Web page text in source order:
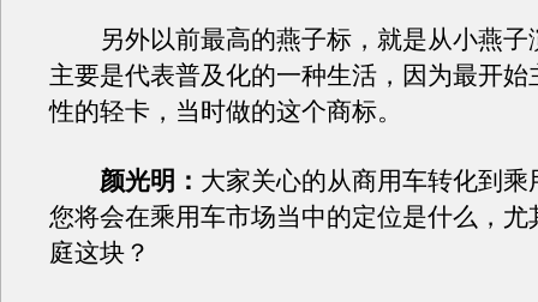
另外以前最高的燕子标，就是从小燕子
主要是代表普及化的一种生活，因为最开始
性的轻卡，当时做的这个商标。
颜光明： 大家关心的从商用车转化到乘
您将会在乘用车市场当中的定位是什么，尤
庭这块？